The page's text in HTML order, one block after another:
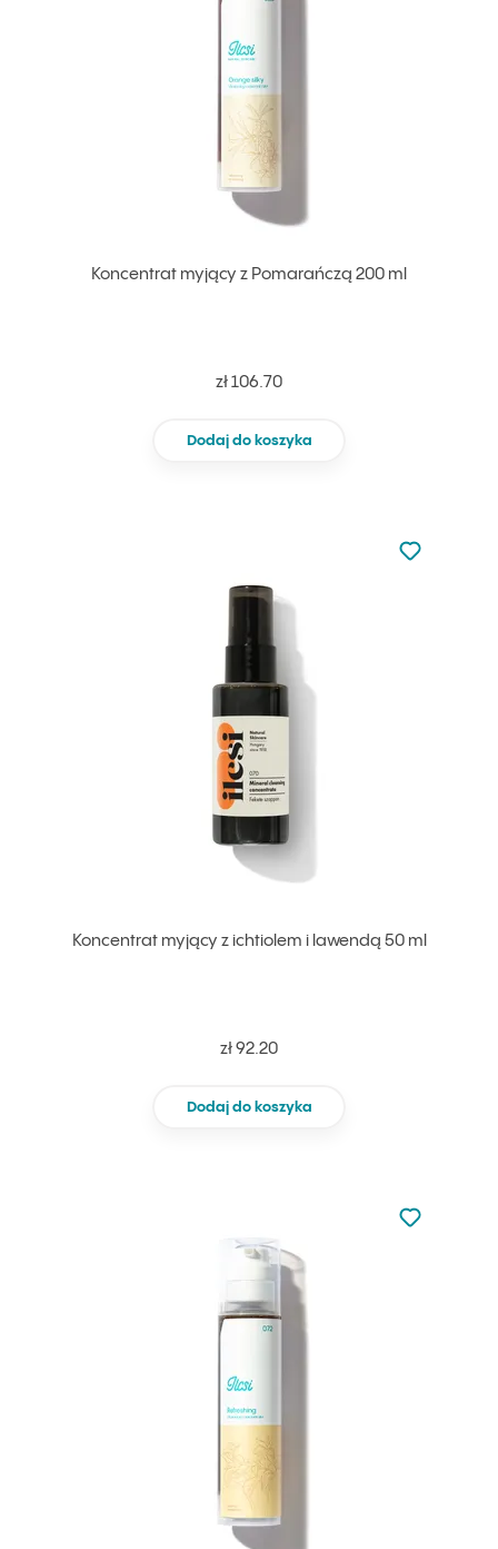
Koncentrat myjący z Pomarańczą 200 ml
zł 106.70
Dodaj do koszyka
Koncentrat myjący z ichtiolem i lawendą 50 ml
zł 92.20
Dodaj do koszyka
Nie dodano
Dodaj do
Nie dodano
Dodaj do